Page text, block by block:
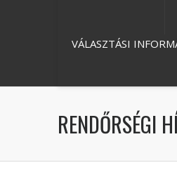
VÁLASZTÁSI
RENDŐRSÉGI